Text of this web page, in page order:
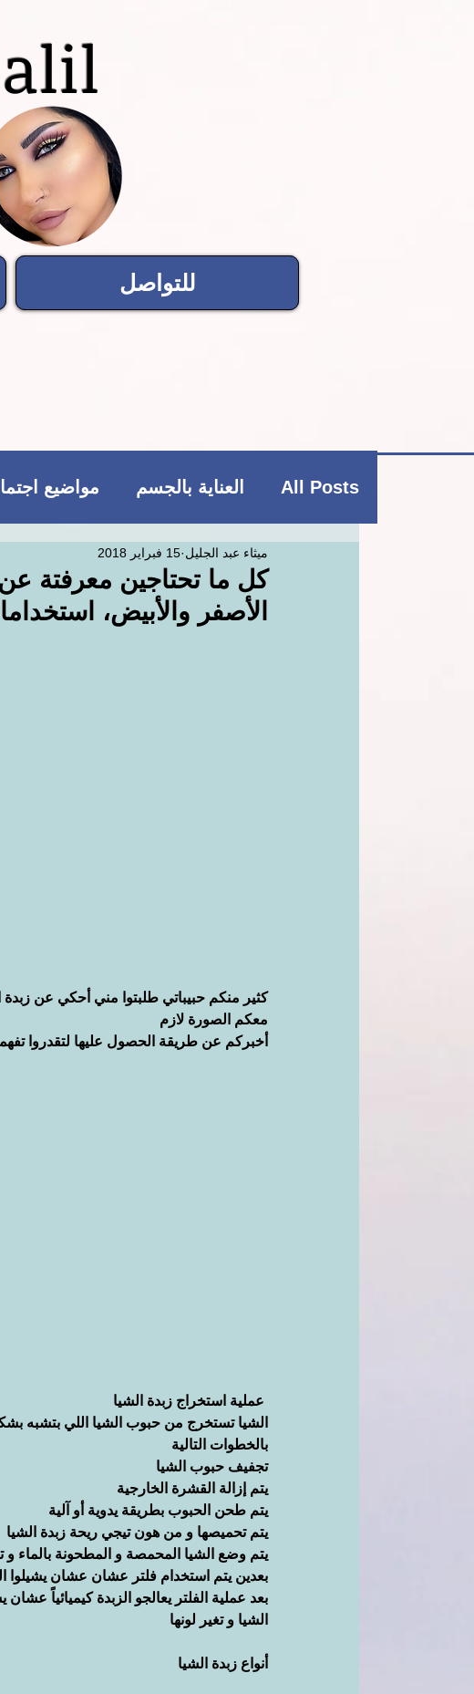
للتواصل
All Posts العناية بالجسم مواضيع
فاشن و عطور منتجات بوتيكي
العناية بالجسم
كل ما تحتاجين معرفتة عن
الأصفر والأبيض،
ميثاء عبد الجليل 15 فبراير 2018
كثير منكم حبيباتي طلبتوا مني أحكي عن
معكم الصورة لازم
أخبركم عن طريقة الحصول عليها لتقدروا
عملية استخراج زبدة الشيا
الشيا تستخرج من حبوب الشيا اللي بتشبه
بالخطوات التالية
تجفيف حبوب الشيا
يتم إزالة القشرة الخارجية
يتم طحن الحبوب بطريقة يدوية أو آلية
يتم تحميصها و من هون تيجي ريحة زبدة الشيا
يتم وضع الشيا المحمصة و المطحونة بالماء
بعدين يتم استخدام فلتر عشان عشان يشيلوا
بعد عملية الفلتر يعالجو الزبدة كيميائياً
الشيا و تغير لونها
أنواع زبدة الشيا